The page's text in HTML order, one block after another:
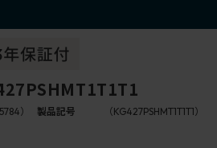
） 製品記号 （KG427PSHMT1T1T1）